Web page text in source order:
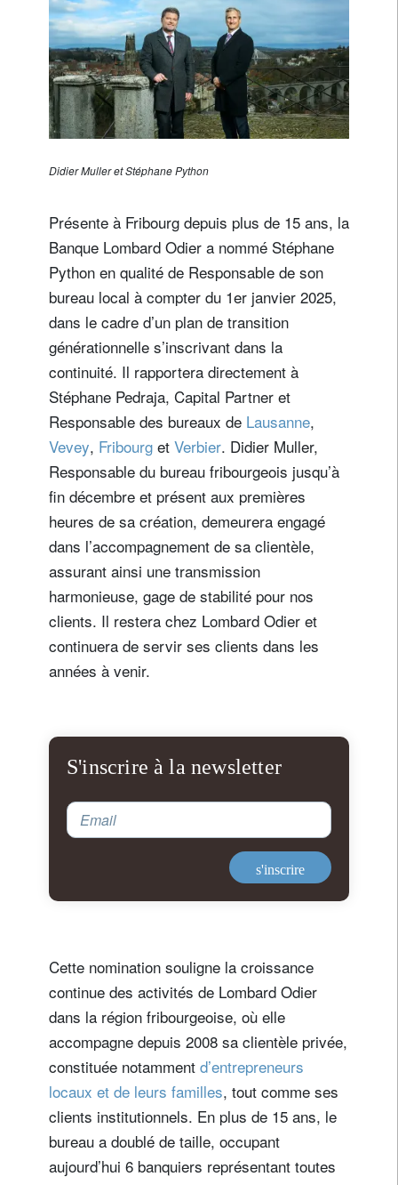
Didier Muller et Stéphane Python
Présente à Fribourg depuis plus de 15 ans, la
Banque Lombard Odier a nommé Stéphane
Python en qualité de Responsable de son
bureau local à compter du 1er janvier 2025,
dans le cadre d’un plan de transition
générationnelle s’inscrivant dans la
continuité. Il rapportera directement à
Stéphane Pedraja, Capital Partner et
Responsable des bureaux de Lausanne,
Vevey, Fribourg et Verbier. Didier Muller,
Responsable du bureau fribourgeois jusqu’à
fin décembre et présent aux premières
heures de sa création, demeurera engagé
dans l’accompagnement de sa clientèle,
assurant ainsi une transmission
harmonieuse, gage de stabilité pour nos
clients. Il restera chez Lombard Odier et
continuera de servir ses clients dans les
années à venir.
S'inscrire à la newsletter
Email
s'inscrire
Cette nomination souligne la croissance
continue des activités de Lombard Odier
dans la région fribourgeoise, où elle
accompagne depuis 2008 sa clientèle privée,
constituée notamment d’entrepreneurs
locaux et de leurs familles, tout comme ses
clients institutionnels. En plus de 15 ans, le
bureau a doublé de taille, occupant
aujourd’hui 6 banquiers représentant toutes